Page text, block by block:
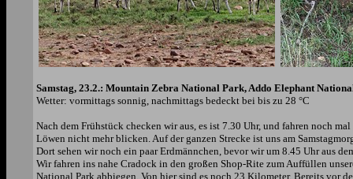
Samstag, 23.2.: Mountain Zebra National Park, Addo Elephant
Wetter: vormittags sonnig, nachmittags bedeckt bei bis zu 28 °C
Nach dem Frühstück checken wir aus, es ist 7.30 Uhr, und fahren noch
Löwen nicht mehr blicken. Auf der ganzen Strecke ist uns am
Dort sehen wir noch ein paar Erdmännchen, bevor wir um 8.45 Uhr aus
Wir fahren ins nahe Cradock in den großen Shop-Rite zum Auffüllen
National Park abbiegen. Von hier sind es noch 23 Kilometer. Bereits vor